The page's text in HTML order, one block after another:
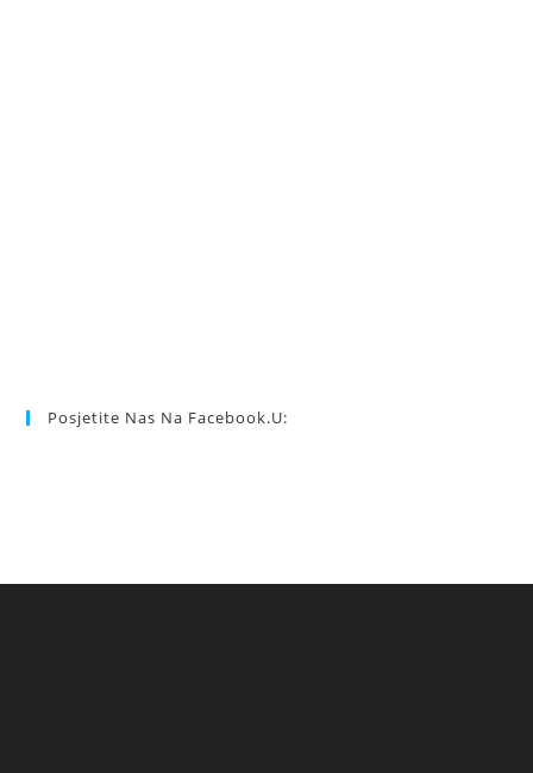
Posjetite Nas Na Facebook.u: